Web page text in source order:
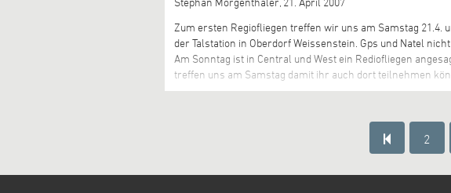
Zum ersten Regiofliegen treffen wir uns am Samstag 21.4.
der Talstation in Oberdorf Weissenstein. Gps und Natel
Am Sonntag ist in Central und West ein Rediofliegen
treffen uns am Samstag damit ihr auch dort teilnehmen
2